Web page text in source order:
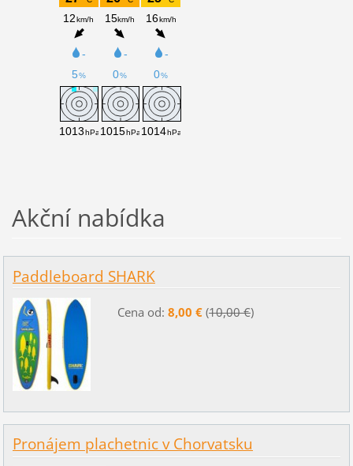
Akční nabídka
Paddleboard SHARK
Cena od: 8,00 €(10,00 €)
Pronájem plachetnic v Chorvatsku